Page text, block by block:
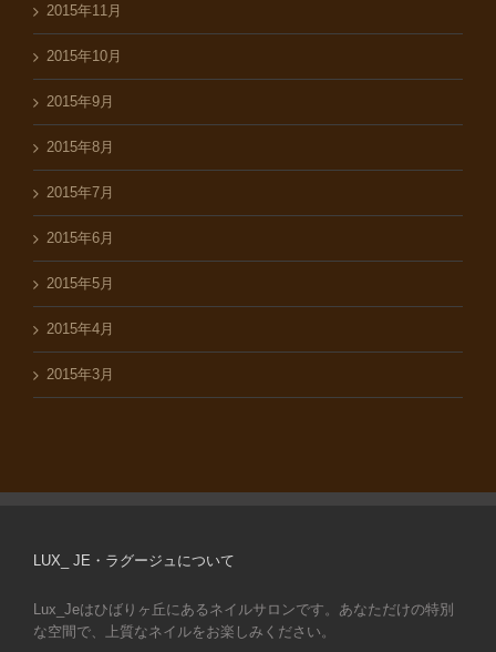
2015年11月
2015年10月
2015年9月
2015年8月
2015年7月
2015年6月
2015年5月
2015年4月
2015年3月
LUX_ JE・ラグージュについて
Lux_Jeはひばりヶ丘にあるネイルサロンです。あなただけの特別
な空間で、上質なネイルをお楽しみください。